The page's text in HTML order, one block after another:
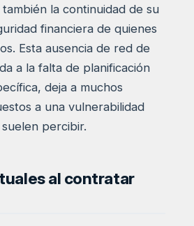
la continuidad de su
financiera de quienes
Esta ausencia de red de
a la falta de planificación
deja a muchos
a una vulnerabilidad
percibir.
al contratar